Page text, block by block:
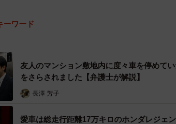
ーワード
友人のマンション敷地内に度々車を停めて
をさらされました【弁護士が解説】
長澤 芳子
愛車は総走行距離17万キロのホンダレジェ